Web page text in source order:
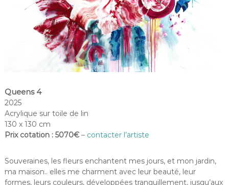
Queens 4
2025
Acrylique sur toile de lin
130 x 130 cm
Prix cotation : 5070€– contacter l’artiste
Souveraines, les fleurs enchantent mes jours, et mon jardin,
ma maison.. elles me charment avec leur beauté, leur
formes, leurs couleurs, développées tranquillement, jusqu’aux